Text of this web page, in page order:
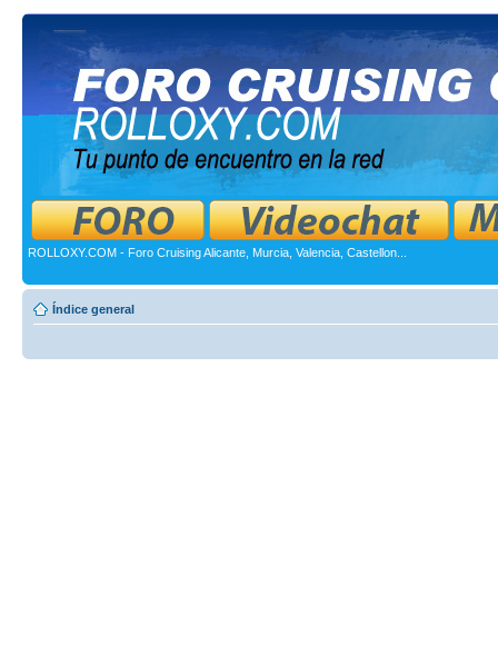
ROLLOXY.COM - Foro Cruising Alicante, Murcia, Valencia, Castellon...
Índice general